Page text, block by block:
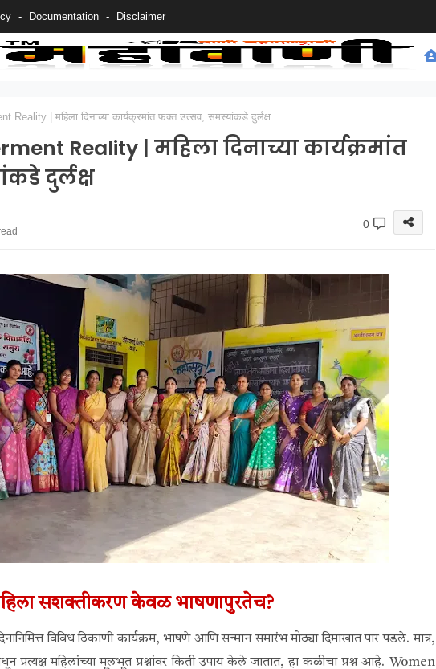
Documentation Disclaimer
Reality | महिला दिनाच्या कार्यक्रमांत फक्त उत्सव, समस्यांकडे दुर्लक्ष
Reality | महिला दिनाच्या कार्यक्रमांत
दुर्लक्ष
0
सशक्तीकरण केवळ भाषणापुरतेच?
विविध ठिकाणी कार्यक्रम, भाषणे आणि सन्मान समारंभ मोठ्या दिमाखात पार पडले. मात्र,
प्रत्यक्ष महिलांच्या मूलभूत प्रश्नांवर किती उपाय केले जातात, हा कळीचा प्रश्न आहे. Women